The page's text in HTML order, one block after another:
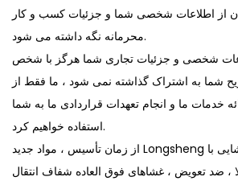
از اطلاعات شخصی شما و جزئیات کسب و کار
محرمانه نگه داشته می شود.
شخصی و جزئیات تجاری شما هرگز با شخص
شما به اشتراک گذاشته نمی شود ، ما فقط از
خدمات ما و انجام تعهدات قراردادی ما به شما
استفاده خواهیم کرد.
از زمان تأسیس ، مواد جدید Longsheng محصولاتی مانند مواد غشایی با
، ضد تعویض ، غشاهای فوق العاده شفاف انتقال